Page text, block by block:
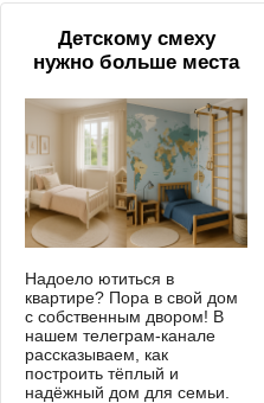
Детскому смеху
нужно больше места
Надоело ютиться в
квартире? Пора в свой дом
с собственным двором! В
нашем телеграм-канале
рассказываем, как
построить тёплый и
надёжный дом для семьи.